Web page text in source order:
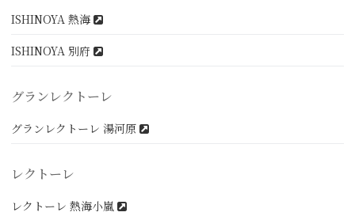
ISHINOYA 熱海
ISHINOYA 別府
グランレクトーレ
グランレクトーレ 湯河原
レクトーレ
レクトーレ 熱海小嵐